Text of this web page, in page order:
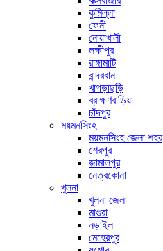
কুমিল্লা
ফেনী
নোয়াখালী
লক্ষীপুর
রাঙ্গামাটি
বান্দরবান
খাগড়াছড়ি
ব্রাহ্মণবাড়িয়া
চাঁদপুর
ময়মনসিংহ
ময়মনসিংহ জেলা শহর
শেরপুর
জামালপুর
নেত্রকোনা
খুলনা
খুলনা জেলা
মাগুরা
নড়াইল
মেহেরপুর